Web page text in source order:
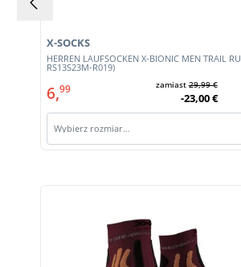
HERREN LAUFSOCKEN X-BIONIC MEN TRAIL
RS13S23M-R019)
X-SOCKS
6,99 zamiast29,99 €
-23,00 €
Wybierz rozmiar…